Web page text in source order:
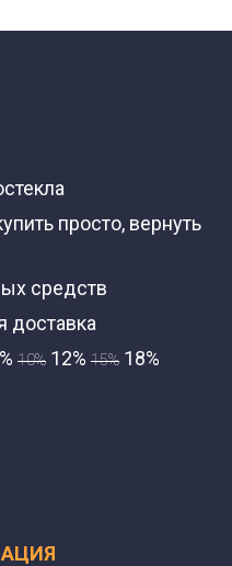
просто, вернуть
средств
доставка
10% 12% 15% 18%